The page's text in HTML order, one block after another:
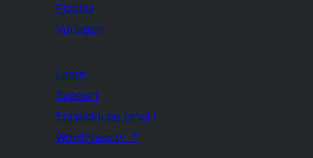
Plugins
Vorlagen
Learn
Support
Entwicklung (engl.)
WordPress.tv ↗